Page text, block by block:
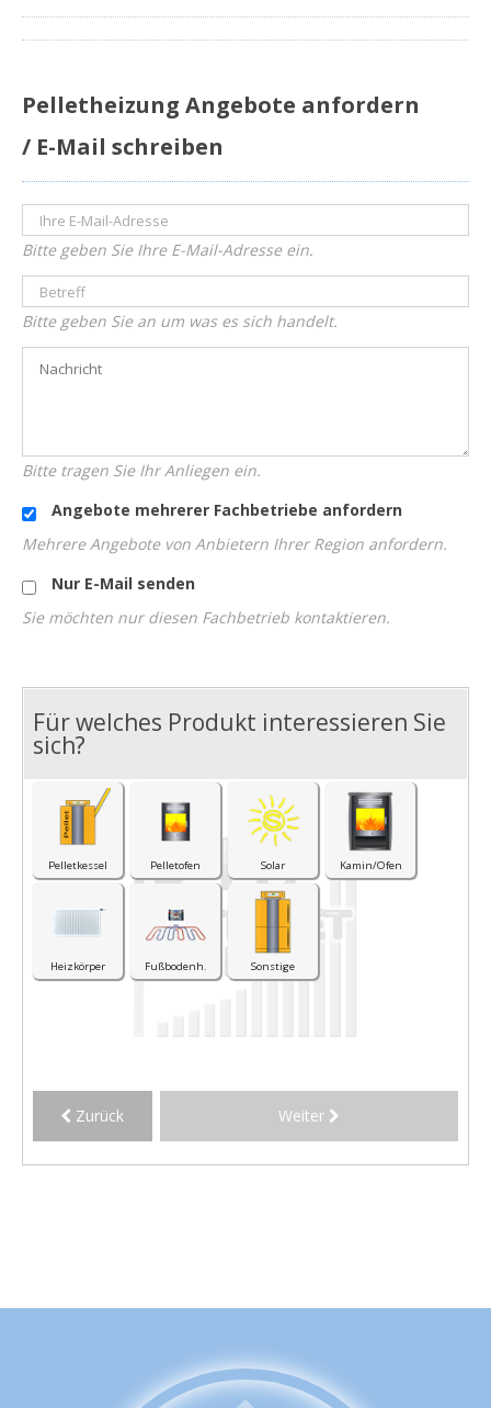
Pelletheizung Angebote anfordern
/ E-Mail schreiben
Bitte geben Sie Ihre E-Mail-Adresse ein.
Bitte geben Sie an um was es sich handelt.
Bitte tragen Sie Ihr Anliegen ein.
Angebote mehrerer Fachbetriebe anfordern
Mehrere Angebote von Anbietern Ihrer Region anfordern.
Nur E-Mail senden
Sie möchten nur diesen Fachbetrieb kontaktieren.
Für welches Produkt interessieren Sie
sich?
Pelletkessel Pelletofen Solar Kamin/Ofen
Heizkörper Fußbodenh. Sonstige
Zurück Weiter